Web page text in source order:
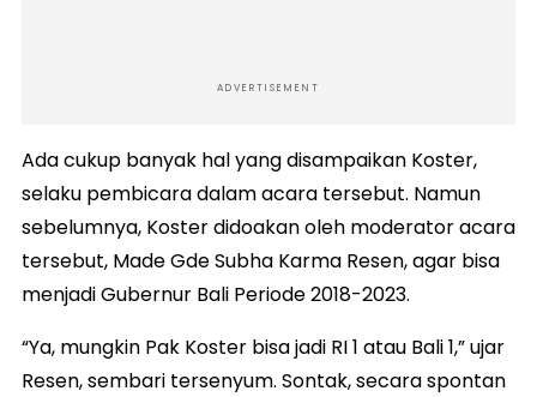
ADVERTISEMENT
Ada cukup banyak hal yang disampaikan Koster,
selaku pembicara dalam acara tersebut. Namun
sebelumnya, Koster didoakan oleh moderator acara
tersebut, Made Gde Subha Karma Resen, agar bisa
menjadi Gubernur Bali Periode 2018-2023.
“Ya, mungkin Pak Koster bisa jadi RI 1 atau Bali 1,” ujar
Resen, sembari tersenyum. Sontak, secara spontan